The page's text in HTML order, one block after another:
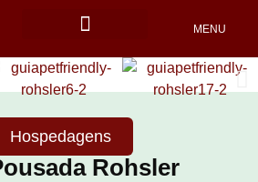
MENU
Hospedagens
Rohsler